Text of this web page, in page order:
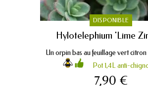
DISPONIBLE
Hylotelephium 'Lime
Un orpin bas au feuillage vert
Pot 1,4L anti-
7,90 €